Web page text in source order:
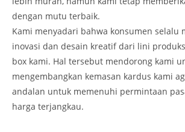
dengan mutu terbaik.
Kami menyadari bahwa konsumen selalu
inovasi dan desain kreatif dari lini
box kami. Hal tersebut mendorong kami
mengembangkan kemasan kardus kami
andalan untuk memenuhi permintaan
harga terjangkau.